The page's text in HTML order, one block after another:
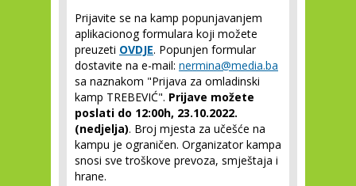
Prijavite se na kamp popunjavanjem
aplikacionog formulara koji možete
preuzeti OVDJE. Popunjen formular
dostavite na e-mail: nermina@media.ba
sa naznakom "Prijava za omladinski
kamp TREBEVIĆ". Prijave možete
poslati do 12:00h, 23.10.2022.
(nedjelja). Broj mjesta za učešće na
kampu je ograničen. Organizator kampa
snosi sve troškove prevoza, smještaja i
hrane.